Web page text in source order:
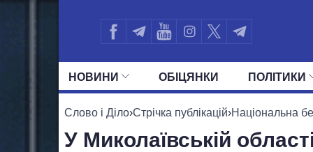
НОВИНИ ОБIЦЯНКИ ПОЛIТИКИ
УСІ ПОЛІТИКИ ПРЕЗИДЕНТ І
Слово і Діло›Стрічка публікацій›Національна
У Миколаївській